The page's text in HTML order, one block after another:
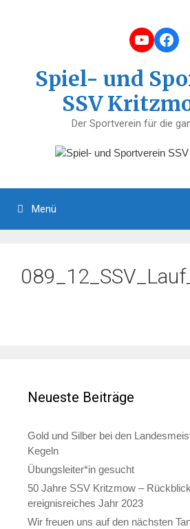
YouTube
Spiel- und
SSV
Der Sportverein für die
Menü
Neueste Beiträge
Gold und Silber bei den
Kegeln
Übungsleiter*in gesucht
50 Jahre SSV Kritzmow –
ereignisreiches Jahr 2023
Wir freuen uns auf den nächsten